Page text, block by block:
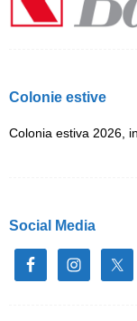
Colonie estive
Colonia estiva 2026,
Social Media